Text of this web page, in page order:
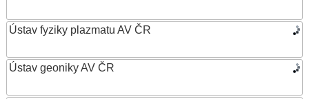
Ústav fyziky plazmatu AV ČR
Ústav geoniky AV ČR